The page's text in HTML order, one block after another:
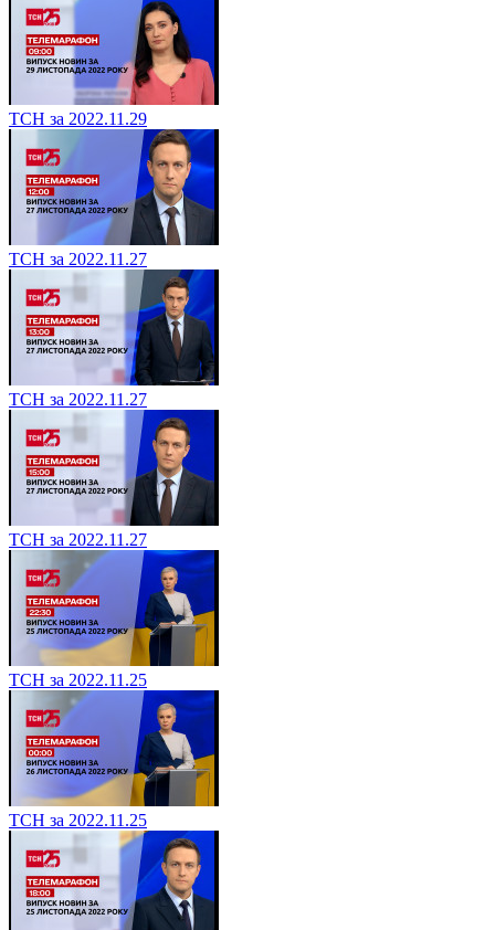
ТСН за 2022.11.29
ТСН за 2022.11.27
ТСН за 2022.11.27
ТСН за 2022.11.27
ТСН за 2022.11.25
ТСН за 2022.11.25